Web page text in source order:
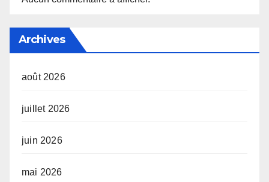
Archives
août 2026
juillet 2026
juin 2026
mai 2026